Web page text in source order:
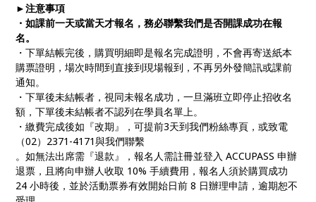
►注意事項
・如課前一天或當天才報名，務必聯繫我們是否開課成功在報
名。
・下單結帳完後，購買明細即是報名完成證明，不會再寄送紙本
購票證明，場次時間到直接到現場報到，不再另外發簡訊或課前
通知。
・下單後未結帳者，視同未報名成功，一旦滿班立即停止招收名
額，下單後未結帳者不認列在學員名單上。
・繳費完成後如『改期』，可提前3天到我們粉絲專頁，或致電
（02）2371-4171與我們聯繫
。如無法出席需『退款』，報名人需註冊並登入 ACCUPASS 申辦
退票，且將向申辦人收取 10% 手續費用，報名人須於購買成功
24 小時後，並於活動票券有效開始日前 8 日辦理申請，逾期恕不